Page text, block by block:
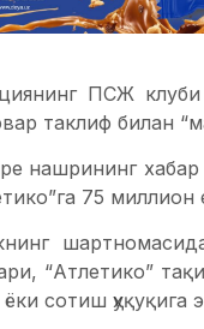
ПСЖ клуби
таклиф билан
нашрининг
75
“Атлетико”
сотиш ҳуқуқига